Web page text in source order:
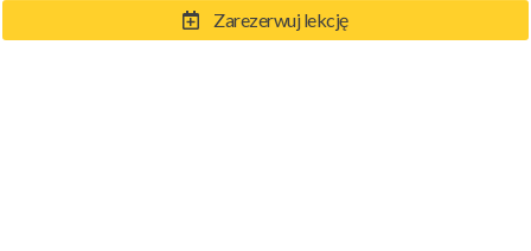
Zarezerwuj lekcję